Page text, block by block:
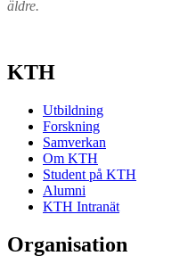
äldre.
KTH
Utbildning
Forskning
Samverkan
Om KTH
Student på KTH
Alumni
KTH Intranät
Organisation